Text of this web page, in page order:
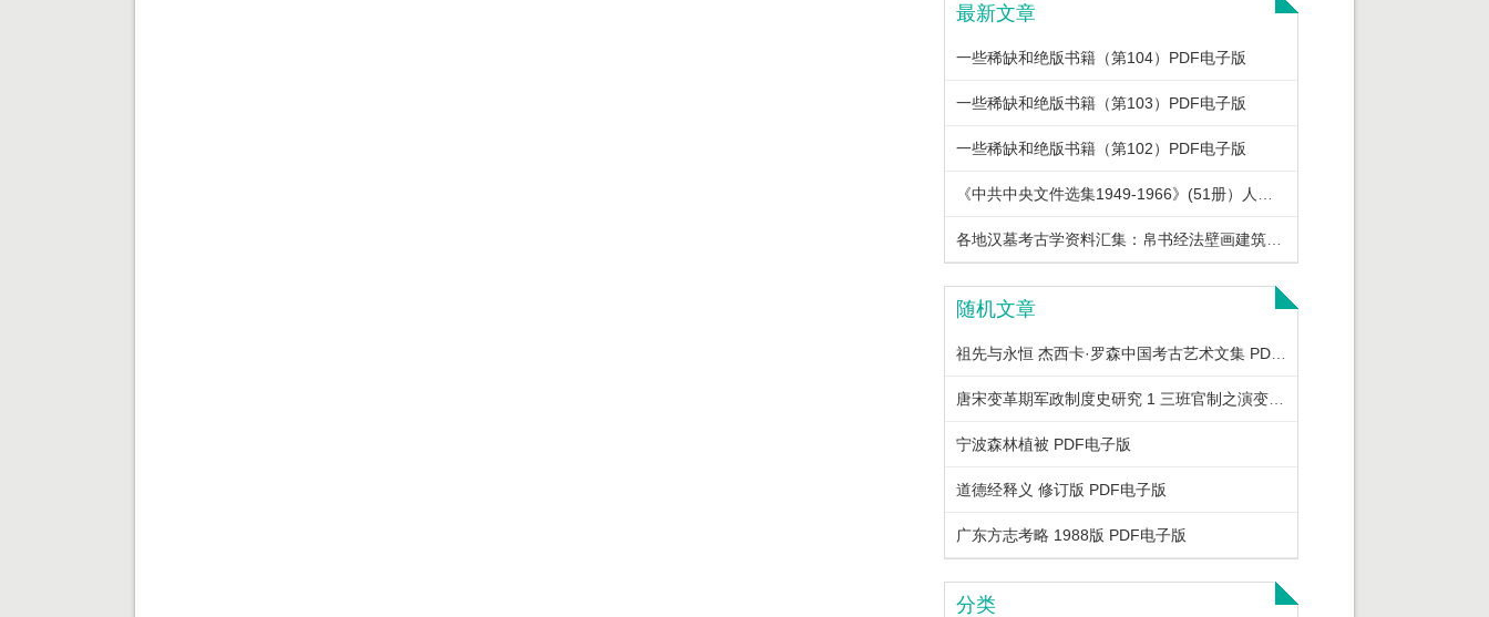
最新文章
一些稀缺和绝版书籍（第104）PDF电子版
一些稀缺和绝版书籍（第103）PDF电子版
一些稀缺和绝版书籍（第102）PDF电子版
随机文章
宁波森林植被 PDF电子版
道德经释义 修订版 PDF电子版
广东方志考略 1988版 PDF电子版
分类